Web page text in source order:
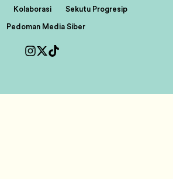
Kolaborasi Sekutu Progresip
Pedoman Media Siber